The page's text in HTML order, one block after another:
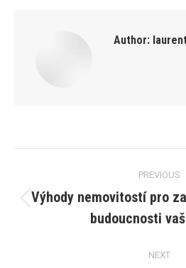
Author:
navigation
PREVIOUS
post:
Výhody nemovitostí pro
budoucnosti
NEXT